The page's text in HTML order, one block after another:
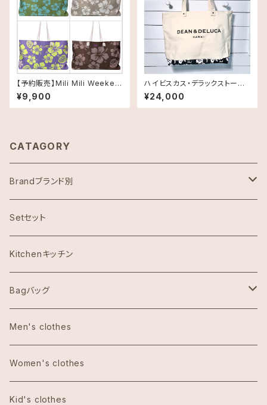
【予約販売】Mili Mili Weeken
der《全4カラー》
¥9,900
ハイビスカス・デラックストート
バッグ《HAWAII限定》DEAN＆D
ELUCA ディーン＆デルーカ ハ
ワイ限定品 送料無料
¥24,000
CATAGORY
Brandブランド別
ハワイ限定スヌーピー
Abercrombie & Fitch アバクロンビー
Aulani Disneyアウラニディズニー
Anthoropologieアンソロポロジー
Bath&Body Worksバス＆ボディワークス
Calvin Klein カルバンクライン
Setセット
Kitchenキッチン
Bagバッグ
tote bag トートバッグ
エコバッグ
Men's clothes
Women's clothes
Kid's clothes